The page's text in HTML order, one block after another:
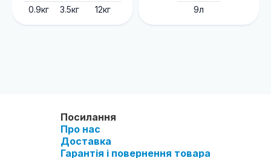
0.9кг 3.5кг 12кг 9л
Посилання
Про нас
Доставка
Гарантія і повернення товара